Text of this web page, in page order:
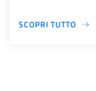
SCOPRI TUTTO